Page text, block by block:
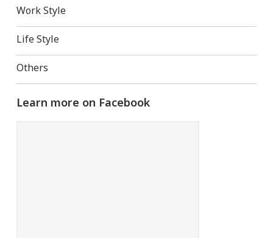
Work Style
Life Style
Others
Learn more on Facebook